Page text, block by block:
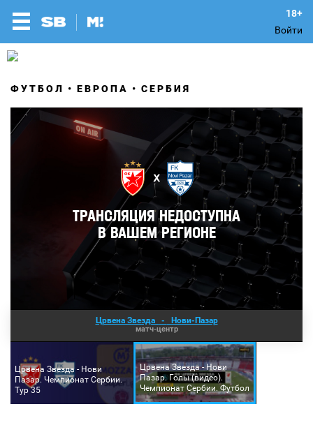
Войти
ФУТБОЛ ЕВРОПА СЕРБИЯ
Црвена Звезда - Нови-Пазар
матч-центр
Црвена Звезда - Нови
Пазар. Чемпионат Сербии.
Тур 35
Црвена Звезда - Нови
Пазар. Голы (видео).
Чемпионат Сербии. Футбол